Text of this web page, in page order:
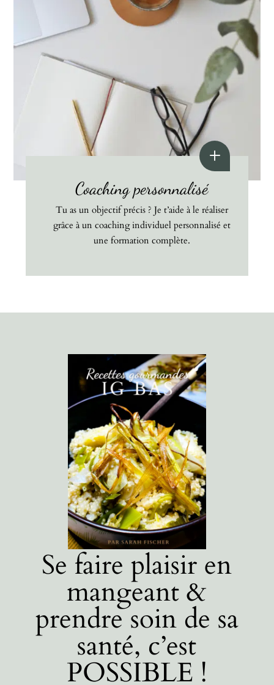
Coaching personnalisé
Tu as un objectif précis ? Je t’aide à le réaliser
grâce à un coaching individuel personnalisé et
une formation complète.
Se faire plaisir en
mangeant &
prendre soin de sa
santé, c’est
POSSIBLE !